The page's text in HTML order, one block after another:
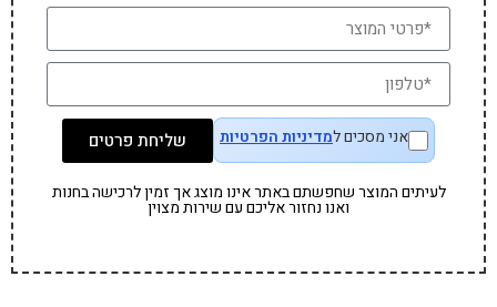
אני מסכים למדיניות הפרטיות שליחת פרטים
לעיתים המוצר שחפשתם באתר אינו מוצג אך זמין לרכישה בחנות
ואנו נחזור אליכם עם שירות מצוין